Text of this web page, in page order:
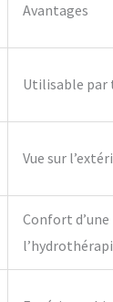
Avantages
Utilisable
Vue sur
Confort